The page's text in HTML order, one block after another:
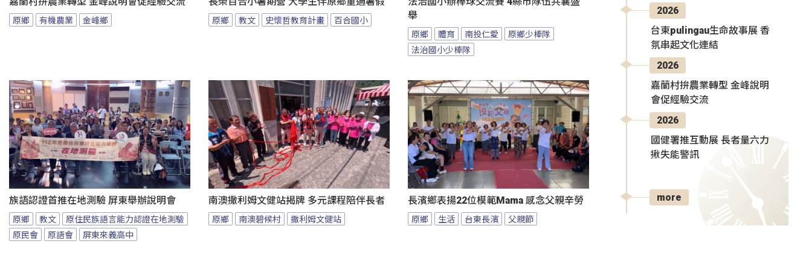
原鄉 有機農業 金峰鄉 原鄉 教文 史懷哲教育計畫 百合國小
舉
原鄉 體育 南投仁愛
原鄉少棒隊
法治國小少棒隊
族語認證首推在地測驗 屏東舉辦說明會
原鄉 教文
原住民族語言能力認證在地測驗
原民會
原語會 屏東來義高中
南澳撒利姆文健站揭牌 多元課程陪伴長者
原鄉 南澳碧候村 撒利姆文健站
長濱鄉表揚22位模範Mama 感念父親辛勞
原鄉 生活 台東長濱 父親節
2026
台東pulingau生命故事展 香
氛串起文化連結
2026
嘉蘭村拚農業轉型 金峰說明
會促經驗交流
2026
國健署推互動展 長者量六力
揪失能警訊
more